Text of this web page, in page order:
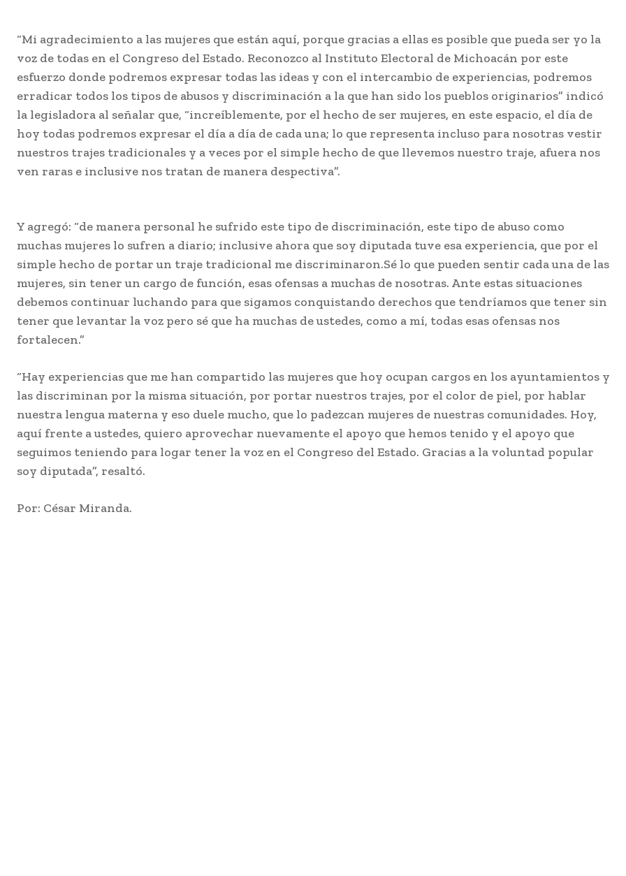
“Mi agradecimiento a las mujeres que están aquí, porque gracias a ellas es posible que pueda ser yo la
voz de todas en el Congreso del Estado. Reconozco al Instituto Electoral de Michoacán por este
esfuerzo donde podremos expresar todas las ideas y con el intercambio de experiencias, podremos
erradicar todos los tipos de abusos y discriminación a la que han sido los pueblos originarios” indicó
la legisladora al señalar que, “increíblemente, por el hecho de ser mujeres, en este espacio, el día de
hoy todas podremos expresar el día a día de cada una; lo que representa incluso para nosotras vestir
nuestros trajes tradicionales y a veces por el simple hecho de que llevemos nuestro traje, afuera nos
ven raras e inclusive nos tratan de manera despectiva”.
Y agregó: “de manera personal he sufrido este tipo de discriminación, este tipo de abuso como
muchas mujeres lo sufren a diario; inclusive ahora que soy diputada tuve esa experiencia, que por el
simple hecho de portar un traje tradicional me discriminaron.Sé lo que pueden sentir cada una de las
mujeres, sin tener un cargo de función, esas ofensas a muchas de nosotras. Ante estas situaciones
debemos continuar luchando para que sigamos conquistando derechos que tendríamos que tener sin
tener que levantar la voz pero sé que ha muchas de ustedes, como a mí, todas esas ofensas nos
fortalecen.”
“Hay experiencias que me han compartido las mujeres que hoy ocupan cargos en los ayuntamientos y
las discriminan por la misma situación, por portar nuestros trajes, por el color de piel, por hablar
nuestra lengua materna y eso duele mucho, que lo padezcan mujeres de nuestras comunidades. Hoy,
aquí frente a ustedes, quiero aprovechar nuevamente el apoyo que hemos tenido y el apoyo que
seguimos teniendo para logar tener la voz en el Congreso del Estado. Gracias a la voluntad popular
soy diputada”, resaltó.
Por: César Miranda.